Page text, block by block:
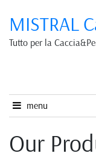
MISTRAL
Tutto per la
menu
Our